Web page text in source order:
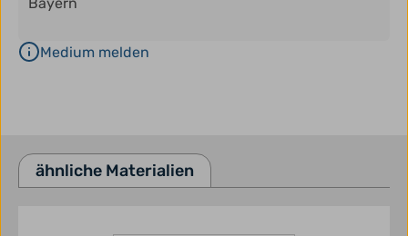
Medium melden
ähnliche Materialien